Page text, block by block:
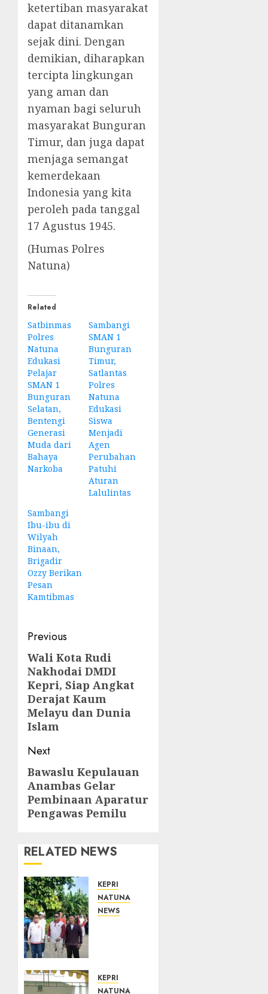
ketertiban masyarakat
dapat ditanamkan
sejak dini. Dengan
demikian, diharapkan
tercipta lingkungan
yang aman dan
nyaman bagi seluruh
masyarakat Bunguran
Timur, dan juga dapat
menjaga semangat
kemerdekaan
Indonesia yang kita
peroleh pada tanggal
17 Agustus 1945.
(Humas Polres
Natuna)
Related
Satbinmas
Polres
Natuna
Edukasi
Pelajar
SMAN 1
Bunguran
Selatan,
Bentengi
Generasi
Muda dari
Bahaya
Narkoba
Sambangi
SMAN 1
Bunguran
Timur,
Satlantas
Polres
Natuna
Edukasi
Siswa
Menjadi
Agen
Perubahan
Patuhi
Aturan
Lalulintas
Sambangi
Ibu-ibu di
Wilyah
Binaan,
Brigadir
Ozzy Berikan
Pesan
Kamtibmas
Post
navigation
Previous
Previous
post:
Wali Kota Rudi
Nakhodai DMDI
Kepri, Siap Angkat
Derajat Kaum
Melayu dan Dunia
Islam
Next
Next
post:
Bawaslu Kepulauan
Anambas Gelar
Pembinaan Aparatur
Pengawas Pemilu
RELATED NEWS
KEPRI
NATUNA
NEWS
Selading,
KEPRI
NATUNA